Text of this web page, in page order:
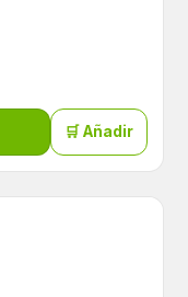
🛒 Añadir